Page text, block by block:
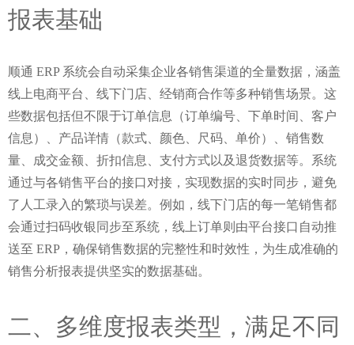
报表基础
顺通 ERP 系统会自动采集企业各销售渠道的全量数据，涵盖
线上电商平台、线下门店、经销商合作等多种销售场景。这
些数据包括但不限于订单信息（订单编号、下单时间、客户
信息）、产品详情（款式、颜色、尺码、单价）、销售数
量、成交金额、折扣信息、支付方式以及退货数据等。系统
通过与各销售平台的接口对接，实现数据的实时同步，避免
了人工录入的繁琐与误差。例如，线下门店的每一笔销售都
会通过扫码收银同步至系统，线上订单则由平台接口自动推
送至 ERP，确保销售数据的完整性和时效性，为生成准确的
销售分析报表提供坚实的数据基础。
二、多维度报表类型，满足不同